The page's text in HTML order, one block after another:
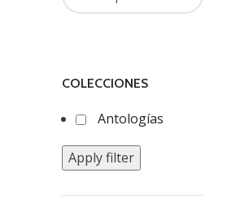
COLECCIONES
Antologías
Apply filter